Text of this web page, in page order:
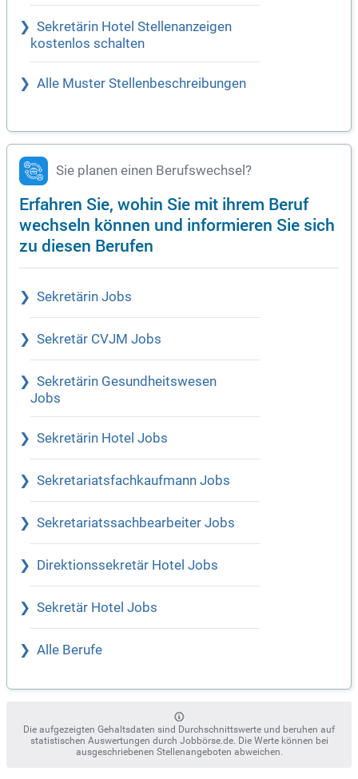
Sekretärin Hotel Stellenanzeigen
kostenlos schalten
Alle Muster Stellenbeschreibungen
Sie planen einen Berufswechsel?
Erfahren Sie, wohin Sie mit ihrem Beruf
wechseln können und informieren Sie sich
zu diesen Berufen
Sekretärin Jobs
Sekretär CVJM Jobs
Sekretärin Gesundheitswesen
Jobs
Sekretärin Hotel Jobs
Sekretariatsfachkaufmann Jobs
Sekretariatssachbearbeiter Jobs
Direktionssekretär Hotel Jobs
Sekretär Hotel Jobs
Alle Berufe
Die aufgezeigten Gehaltsdaten sind Durchschnittswerte und beruhen auf
statistischen Auswertungen durch Jobbörse.de. Die Werte können bei
ausgeschriebenen Stellenangeboten abweichen.